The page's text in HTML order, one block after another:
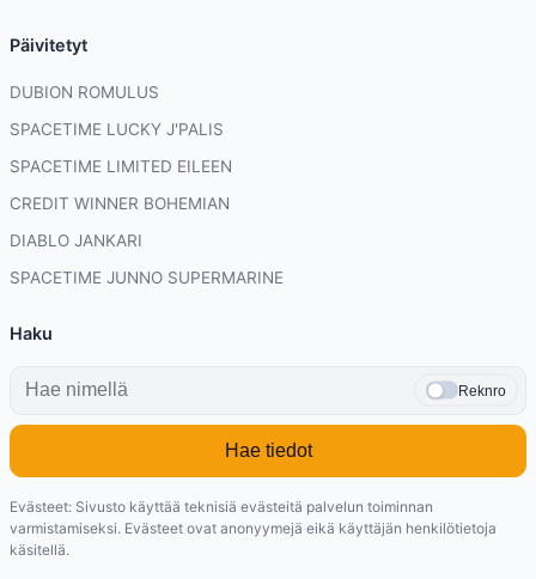
Päivitetyt
DUBION ROMULUS
SPACETIME LUCKY J'PALIS
SPACETIME LIMITED EILEEN
CREDIT WINNER BOHEMIAN
DIABLO JANKARI
SPACETIME JUNNO SUPERMARINE
Haku
Reknro
Hae tiedot
Evästeet: Sivusto käyttää teknisiä evästeitä palvelun toiminnan
varmistamiseksi. Evästeet ovat anonyymejä eikä käyttäjän henkilötietoja
käsitellä.